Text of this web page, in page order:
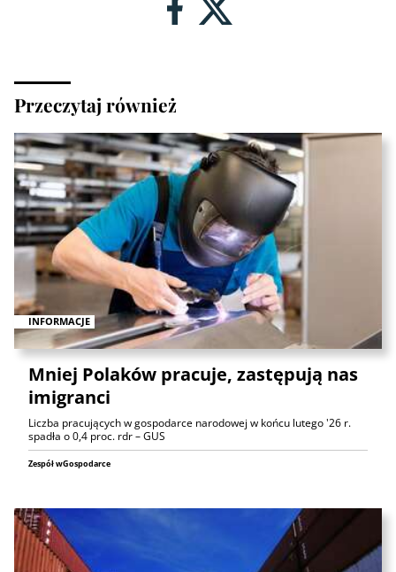
Przeczytaj również
INFORMACJE
Mniej Polaków pracuje, zastępują nas
imigranci
Liczba pracujących w gospodarce narodowej w końcu lutego '26 r.
spadła o 0,4 proc. rdr – GUS
Zespół wGospodarce